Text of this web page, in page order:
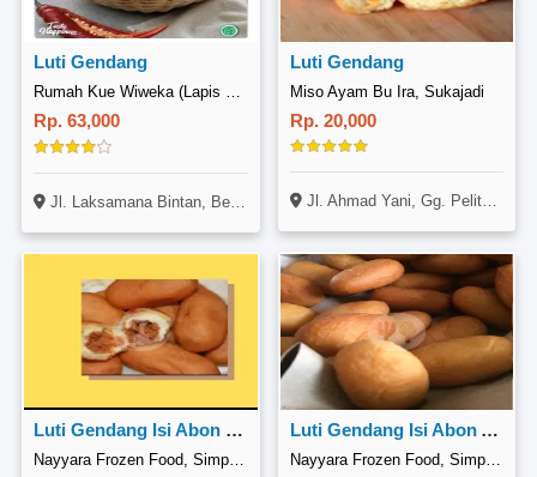
Luti Gendang
Rp. 63,000
Jl. Laksamana Bintan, Bengkong, Batam
Luti Gendang
Miso Ayam Bu Ira, Sukajadi
Rp. 20,000
Jl. Ahmad Yani, Gg. Pelita No. 4, Sukajadi, Pekanbaru
Luti Gendang Isi Abon Tuna
Nayyara Frozen Food, Simpang Tiga
Luti Gendang Isi Abon Ayam
Nayyara Frozen Food, Simpang Tiga